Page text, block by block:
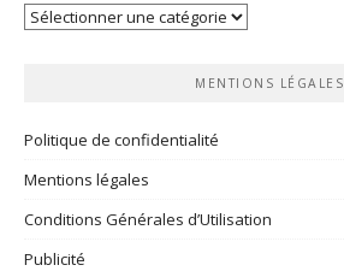
Vos
MENTIONS LÉGALES
Politique de confidentialité
Mentions légales
Conditions Générales d’Utilisation
Publicité